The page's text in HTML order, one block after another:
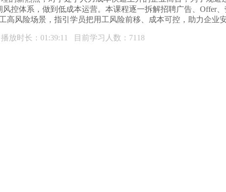
风控体系，做到低成本运营。本课程逐一拆解招聘广告、Offer
高风险场景，指引学员把用工风险前移、成本可控，助力企业
放时长：01:39:11 目前学习人数：7118